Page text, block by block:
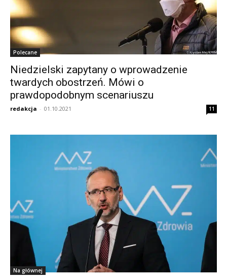
Polecane
Niedzielski zapytany o wprowadzenie
twardych obostrzeń. Mówi o
prawdopodobnym scenariuszu
redakcja - 01.10.2021 11
Na głównej